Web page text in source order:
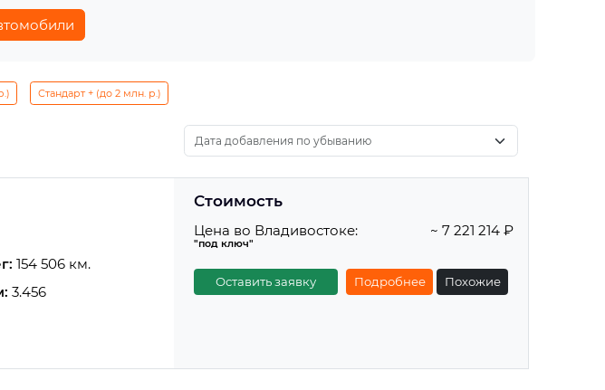
Стандарт + (до 2 млн. р.)
154 506 км.
3.456
Стоимость
Цена во Владивостоке:
"под ключ"
~ 7 221 214 ₽
Оставить заявку Подробнее Похожие